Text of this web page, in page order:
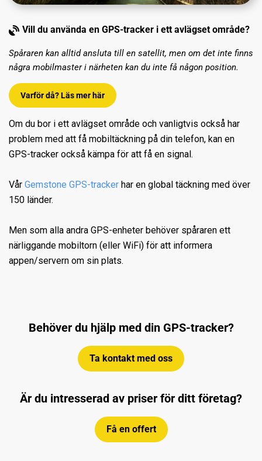
Vill du använda en GPS-tracker i ett avlägset område?
Spåraren kan alltid ansluta till en satellit, men om det inte finns
några mobilmaster i närheten kan du inte få någon position.
Varför då? Läs mer här
Om du bor i ett avlägset område och vanligtvis också har
problem med att få mobiltäckning på din telefon, kan en
GPS-tracker också kämpa för att få en signal.
Vår Gemstone GPS-tracker har en global täckning med över
150 länder.
Men som alla andra GPS-enheter behöver spåraren ett
närliggande mobiltorn (eller WiFi) för att informera
appen/servern om sin plats.
Behöver du hjälp med din GPS-tracker?
Ta kontakt med oss
Är du intresserad av priser för ditt företag?
Få en offert